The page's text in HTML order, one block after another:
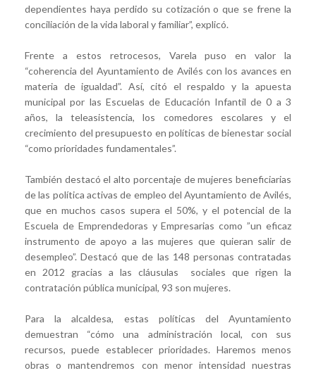
dependientes haya perdido su cotización o que se frene la
conciliación de la vida laboral y familiar”, explicó.
Frente a estos retrocesos, Varela puso en valor la
“coherencia del Ayuntamiento de Avilés con los avances en
materia de igualdad”. Así, citó el respaldo y la apuesta
municipal por las Escuelas de Educación Infantil de 0 a 3
años, la teleasistencia, los comedores escolares y el
crecimiento del presupuesto en políticas de bienestar social
“como prioridades fundamentales”.
También destacó el alto porcentaje de mujeres beneficiarias
de las política activas de empleo del Ayuntamiento de Avilés,
que en muchos casos supera el 50%, y el potencial de la
Escuela de Emprendedoras y Empresarias como ”un eficaz
instrumento de apoyo a las mujeres que quieran salir de
desempleo”. Destacó que de las 148 personas contratadas
en 2012 gracias a las cláusulas sociales que rigen la
contratación pública municipal, 93 son mujeres.
Para la alcaldesa, estas políticas del Ayuntamiento
demuestran “cómo una administración local, con sus
recursos, puede establecer prioridades. Haremos menos
obras o mantendremos con menor intensidad nuestras